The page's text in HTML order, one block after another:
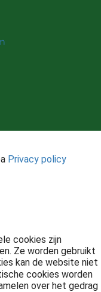
Privacy policy
cookies zijn
Ze worden gebruikt
kan de website niet
cookies worden
over het gedrag